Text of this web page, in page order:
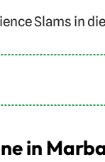
Slams in
in